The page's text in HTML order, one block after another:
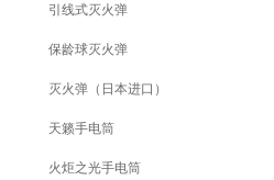
引线式灭火弹
保龄球灭火弹
灭火弹（日本进口）
天籁手电筒
火炬之光手电筒